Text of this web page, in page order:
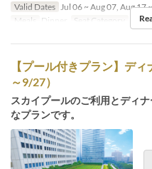
Valid Dates Jul 06 ~ Aug 07, Aug 17
Meals
Dinner Seat Category hall
【プール付きプラン】デ
～9/27）
スカイプールのご利用とディ
なプランです。